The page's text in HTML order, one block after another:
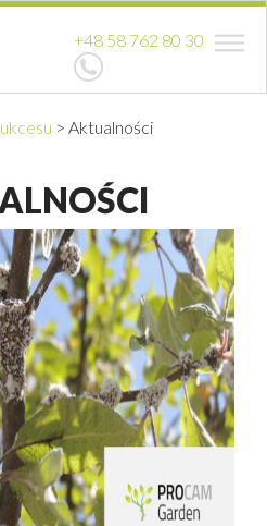
+48 58 762 80 30
> Aktualności